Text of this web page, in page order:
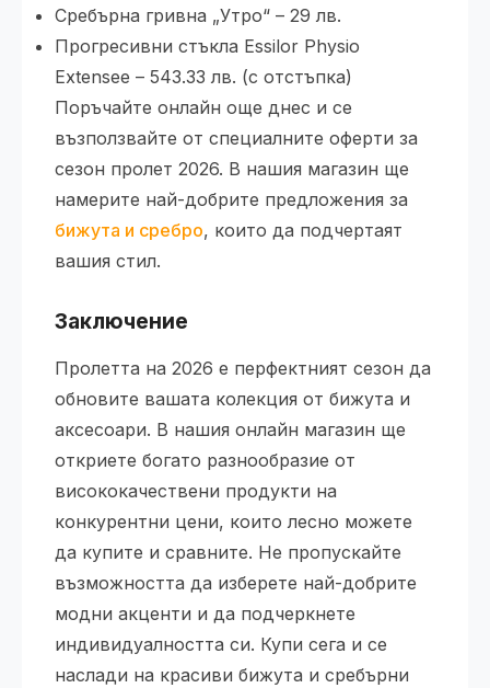
Сребърна гривна „Утро“ – 29 лв.
Прогресивни стъкла Essilor Physio
Extensee – 543.33 лв. (с отстъпка)
Поръчайте онлайн още днес и се
възползвайте от специалните оферти за
сезон пролет 2026. В нашия магазин ще
намерите най-добрите предложения за
бижута и сребро, които да подчертаят
вашия стил.
Заключение
Пролетта на 2026 е перфектният сезон да
обновите вашата колекция от бижута и
аксесоари. В нашия онлайн магазин ще
откриете богато разнообразие от
висококачествени продукти на
конкурентни цени, които лесно можете
да купите и сравните. Не пропускайте
възможността да изберете най-добрите
модни акценти и да подчеркнете
индивидуалността си. Купи сега и се
наслади на красиви бижута и сребърни